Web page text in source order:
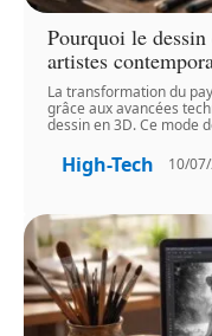
Pourquoi le
artistes
La transformation du
grâce aux avancées
dessin en 3D. Ce mode
High-Tech 10/